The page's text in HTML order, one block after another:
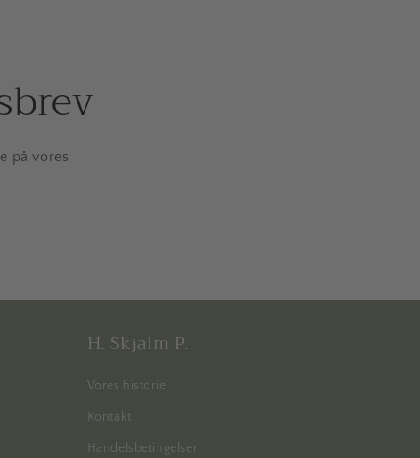
på vores
H. Skjalm P.
Vores historie
Kontakt
Handelsbetingelser